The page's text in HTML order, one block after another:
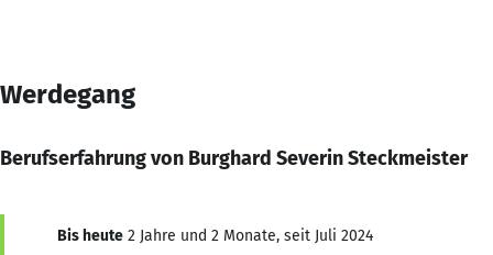
Werdegang
Berufserfahrung von Burghard Severin Steckmeister
Bis heute 2 Jahre und 2 Monate, seit Juli 2024